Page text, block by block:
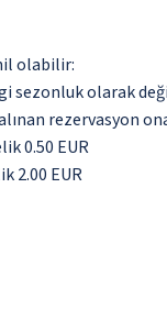
olabilir:
sezonluk olarak
rezervasyon
0.50 EUR
2.00 EUR